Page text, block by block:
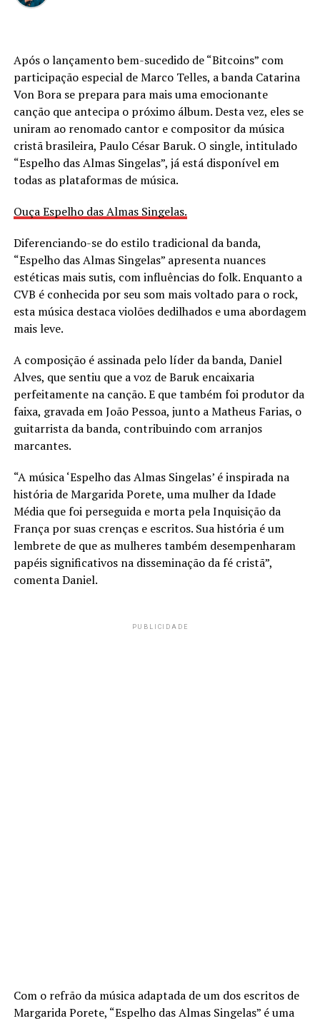
Após o lançamento bem-sucedido de “Bitcoins” com
participação especial de Marco Telles, a banda Catarina
Von Bora se prepara para mais uma emocionante
canção que antecipa o próximo álbum. Desta vez, eles se
uniram ao renomado cantor e compositor da música
cristã brasileira, Paulo César Baruk. O single, intitulado
“Espelho das Almas Singelas”, já está disponível em
todas as plataformas de música.
Ouça Espelho das Almas Singelas.
Diferenciando-se do estilo tradicional da banda,
“Espelho das Almas Singelas” apresenta nuances
estéticas mais sutis, com influências do folk. Enquanto a
CVB é conhecida por seu som mais voltado para o rock,
esta música destaca violões dedilhados e uma abordagem
mais leve.
A composição é assinada pelo líder da banda, Daniel
Alves, que sentiu que a voz de Baruk encaixaria
perfeitamente na canção. E que também foi produtor da
faixa, gravada em João Pessoa, junto a Matheus Farias, o
guitarrista da banda, contribuindo com arranjos
marcantes.
“A música ‘Espelho das Almas Singelas’ é inspirada na
história de Margarida Porete, uma mulher da Idade
Média que foi perseguida e morta pela Inquisição da
França por suas crenças e escritos. Sua história é um
lembrete de que as mulheres também desempenharam
papéis significativos na disseminação da fé cristã”,
comenta Daniel.
PUBLICIDADE
Com o refrão da música adaptada de um dos escritos de
Margarida Porete, “Espelho das Almas Singelas” é uma